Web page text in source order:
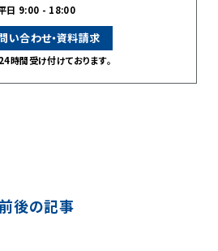
日 9:00 - 18:00
い合わせ・資料請求
時間受け付けております。
後の記事